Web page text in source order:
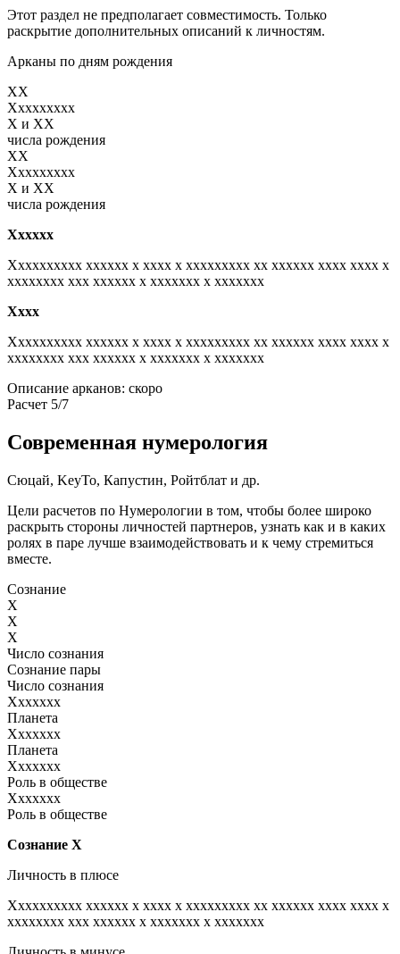
Этот раздел не предполагает совместимость. Только
раскрытие дополнительных описаний к личностям.
Арканы по дням рождения
XX
Xxxxxxxxx
X и XX
числа рождения
XX
Xxxxxxxxx
X и XX
числа рождения
Xxxxxx
Xxxxxxxxxx xxxxxx x xxxx x xxxxxxxxx xx xxxxxx xxxx xxxx x
xxxxxxxx xxx xxxxxx x xxxxxxx x xxxxxxx
Xxxx
Xxxxxxxxxx xxxxxx x xxxx x xxxxxxxxx xx xxxxxx xxxx xxxx x
xxxxxxxx xxx xxxxxx x xxxxxxx x xxxxxxx
Описание арканов: скоро
Расчет 5/7
Современная нумерология
Сюцай, KeyTo, Капустин, Ройтблат и др.
Цели расчетов по Нумерологии в том, чтобы более широко
раскрыть стороны личностей партнеров, узнать как и в каких
ролях в паре лучше взаимодействовать и к чему стремиться
вместе.
Сознание
X
X
X
Число сознания
Сознание пары
Число сознания
Ххххххх
Планета
Ххххххх
Планета
Ххххххх
Роль в обществе
Ххххххх
Роль в обществе
Сознание Х
Личность в плюсе
Xxxxxxxxxx xxxxxx x xxxx x xxxxxxxxx xx xxxxxx xxxx xxxx x
xxxxxxxx xxx xxxxxx x xxxxxxx x xxxxxxx